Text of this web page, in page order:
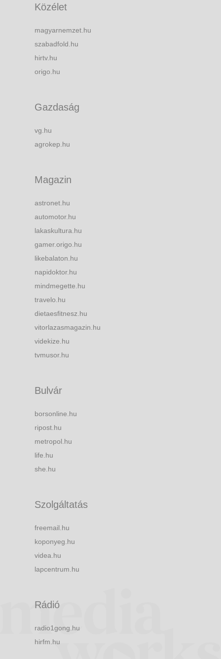
Közélet
magyarnemzet.hu
szabadfold.hu
hirtv.hu
origo.hu
Gazdaság
vg.hu
agrokep.hu
Magazin
astronet.hu
automotor.hu
lakaskultura.hu
gamer.origo.hu
likebalaton.hu
napidoktor.hu
mindmegette.hu
travelo.hu
dietaesfitnesz.hu
vitorlazasmagazin.hu
videkize.hu
tvmusor.hu
Bulvár
borsonline.hu
ripost.hu
metropol.hu
life.hu
she.hu
Szolgáltatás
freemail.hu
koponyeg.hu
videa.hu
lapcentrum.hu
Rádió
radio1gong.hu
hirfm.hu